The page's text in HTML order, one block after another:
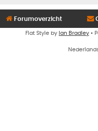
Forumoverzicht
Flat Style by Ian Bradley •